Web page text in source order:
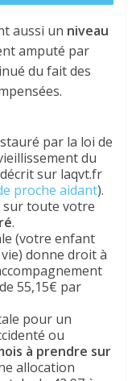
aussi un niveau
amputé par
du fait des
par la loi de
du
sur laqvt.fr
proche aidant).
sur toute votre
.
(votre enfant
donne droit à
55,15€ par
pour un
ou
à prendre sur
allocation